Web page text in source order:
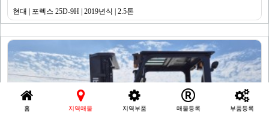
현대 | 포렉스 25D-9H | 2019년식 | 2.5톤
홈 지역매물 지역부품 매물등록 부품등록